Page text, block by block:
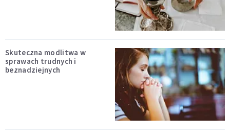
Skuteczna modlitwa w
sprawach trudnych i
beznadziejnych